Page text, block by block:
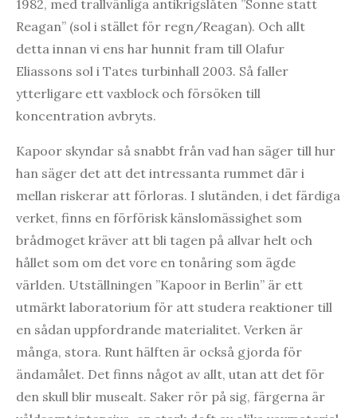
1982, med trallvänliga antikrigslåten ”Sonne statt
Reagan” (sol i stället för regn/Reagan). Och allt
detta innan vi ens har hunnit fram till Olafur
Eliassons sol i Tates turbinhall 2003. Så faller
ytterligare ett vaxblock och försöken till
koncentration avbryts.
Kapoor skyndar så snabbt från vad han säger till hur
han säger det att det intressanta rummet där i
mellan riskerar att förloras. I slutänden, i det färdiga
verket, finns en förförisk känslomässighet som
brådmoget kräver att bli tagen på allvar helt och
hållet som om det vore en tonåring som ägde
världen. Utställningen ”Kapoor in Berlin” är ett
utmärkt laboratorium för att studera reaktioner till
en sådan uppfordrande materialitet. Verken är
många, stora. Runt hälften är också gjorda för
ändamålet. Det finns något av allt, utan att det för
den skull blir musealt. Saker rör på sig, färgerna är